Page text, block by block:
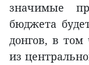
значимые
бюджета
донгов, в том
из